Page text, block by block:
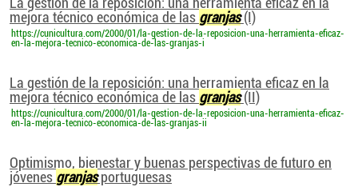
mejora técnico económica de las granjas(I)
https://cunicultura.com/2000/01/la-gestion-de-la-reposicion-una-herramienta-eficaz-
en-la-mejora-tecnico-economica-de-las-granjas-i
La gestión de la reposición: una herramienta eficaz en la
mejora técnico económica de las granjas(II)
https://cunicultura.com/2000/01/la-gestion-de-la-reposicion-una-herramienta-eficaz-
en-la-mejora-tecnico-economica-de-las-granjas-ii
Optimismo, bienestar y buenas perspectivas de futuro en
jóvenes granjasportuguesas